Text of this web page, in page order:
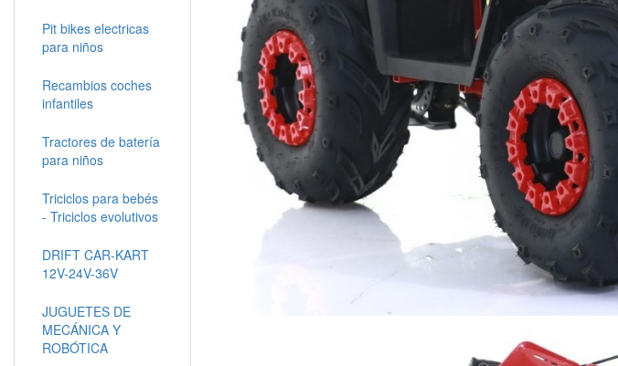
Pit bikes electricas
para niños
Recambios coches
infantiles
Tractores de batería
para niños
Triciclos para bebés
- Triciclos evolutivos
DRIFT CAR-KART
12V-24V-36V
JUGUETES DE
MECÁNICA Y
ROBÓTICA